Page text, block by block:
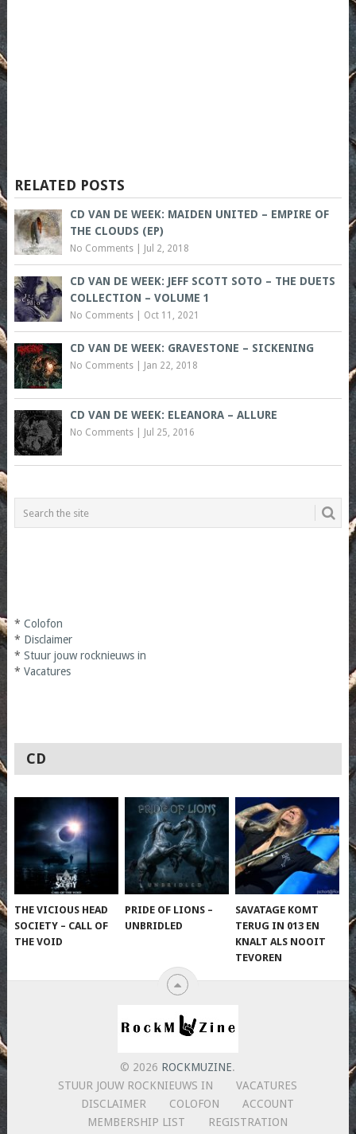
RELATED POSTS
CD VAN DE WEEK: MAIDEN UNITED – EMPIRE OF
THE CLOUDS (EP)
No Comments| Jul 2, 2018
CD VAN DE WEEK: JEFF SCOTT SOTO – THE DUETS
COLLECTION – VOLUME 1
No Comments| Oct 11, 2021
CD VAN DE WEEK: GRAVESTONE – SICKENING
No Comments| Jan 22, 2018
CD VAN DE WEEK: ELEANORA – ALLURE
No Comments| Jul 25, 2016
* Colofon
* Disclaimer
* Stuur jouw rocknieuws in
* Vacatures
CD
THE VICIOUS HEAD
SOCIETY – CALL OF
THE VOID
PRIDE OF LIONS –
UNBRIDLED
SAVATAGE KOMT
TERUG IN 013 EN
KNALT ALS NOOIT
TEVOREN
© 2026 ROCKMUZINE.
STUUR JOUW ROCKNIEUWS IN
VACATURES
DISCLAIMER
COLOFON
ACCOUNT
MEMBERSHIP LIST
REGISTRATION